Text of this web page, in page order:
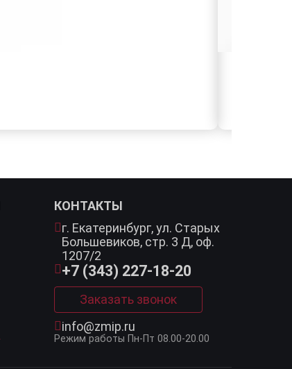
КОНТАКТЫ
г. Екатеринбург,ул. Старых
Большевиков, стр. 3 Д, оф.
1207/2
+7 (343) 227-18-20
Заказать звонок
info@zmip.ru
Режим работы Пн-Пт 08.00-20.00